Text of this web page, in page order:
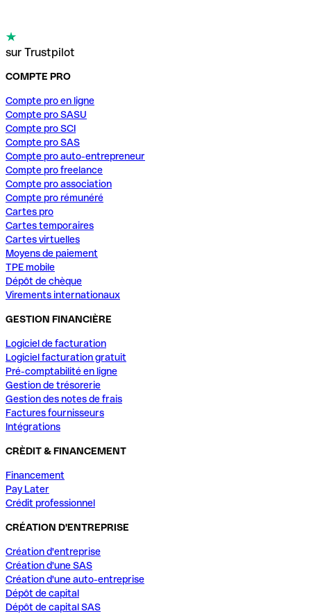
sur Trustpilot
COMPTE PRO
Compte pro en ligne
Compte pro SASU
Compte pro SCI
Compte pro SAS
Compte pro auto-entrepreneur
Compte pro freelance
Compte pro association
Compte pro rémunéré
Cartes pro
Cartes temporaires
Cartes virtuelles
Moyens de paiement
TPE mobile
Dépôt de chèque
Virements internationaux
GESTION FINANCIÈRE
Logiciel de facturation
Logiciel facturation gratuit
Pré-comptabilité en ligne
Gestion de trésorerie
Gestion des notes de frais
Factures fournisseurs
Intégrations
CRÈDIT & FINANCEMENT
Financement
Pay Later
Crédit professionnel
CRÉATION D'ENTREPRISE
Création d'entreprise
Création d'une SAS
Création d'une auto-entreprise
Dépôt de capital
Dépôt de capital SAS